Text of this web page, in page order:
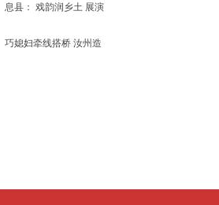
息县： 戏韵润乡土 展演
巧媳妇牵线搭桥 汝州造